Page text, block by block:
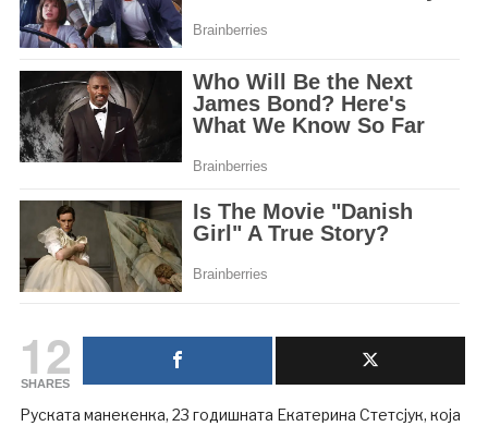
12
SHARES
Руската манекенка, 23 годишната Екатерина Стетсјук, која